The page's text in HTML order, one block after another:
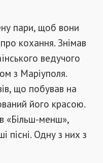
пари, щоб вони
кохання. Знімав
ведучого
з Маріуполя.
що побував на
його красою.
«Більш-менш»,
пісні. Одну з них з